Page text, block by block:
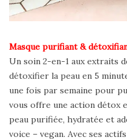
Masque purifiant &
Un soin 2-en-1 aux extraits
détoxifier la peau en 5
une fois par semaine pour
vous offre une action détox
peau purifiée, hydratée et
voice – vegan. Avec ses